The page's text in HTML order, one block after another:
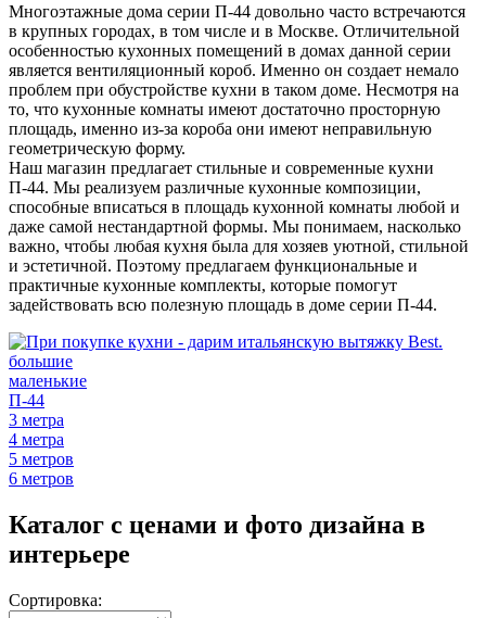
Многоэтажные дома серии П-44 довольно часто встречаются
в крупных городах, в том числе и в Москве. Отличительной
особенностью кухонных помещений в домах данной серии
является вентиляционный короб. Именно он создает немало
проблем при обустройстве кухни в таком доме. Несмотря на
то, что кухонные комнаты имеют достаточно просторную
площадь, именно из-за короба они имеют неправильную
геометрическую форму.
Наш магазин предлагает стильные и современные кухни
П-44. Мы реализуем различные кухонные композиции,
способные вписаться в площадь кухонной комнаты любой и
даже самой нестандартной формы. Мы понимаем, насколько
важно, чтобы любая кухня была для хозяев уютной, стильной
и эстетичной. Поэтому предлагаем функциональные и
практичные кухонные комплекты, которые помогут
задействовать всю полезную площадь в доме серии П-44.
большие
маленькие
П-44
3 метра
4 метра
5 метров
6 метров
Каталог с ценами и фото дизайна в
интерьере
Сортировка: